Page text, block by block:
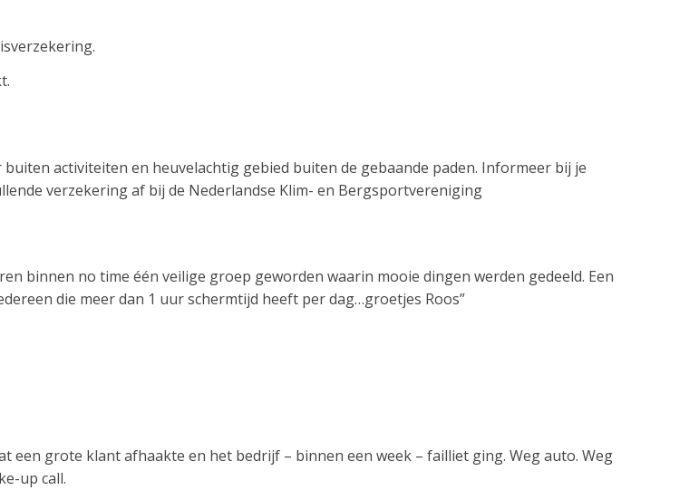
activiteiten en heuvelachtig gebied buiten de gebaande paden. Informeer bij je
verzekering af bij de Nederlandse Klim- en Bergsportvereniging
binnen no time één veilige groep geworden waarin mooie dingen werden gedeeld. Een
die meer dan 1 uur schermtijd heeft per dag…groetjes Roos”
een grote klant afhaakte en het bedrijf – binnen een week – failliet ging. Weg auto. Weg
up call.